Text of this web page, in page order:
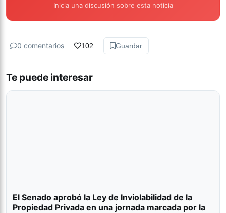
Inicia una discusión sobre esta noticia
0 comentarios 102 Guardar
Te puede interesar
El Senado aprobó la Ley de Inviolabilidad de la
Propiedad Privada en una jornada marcada por la